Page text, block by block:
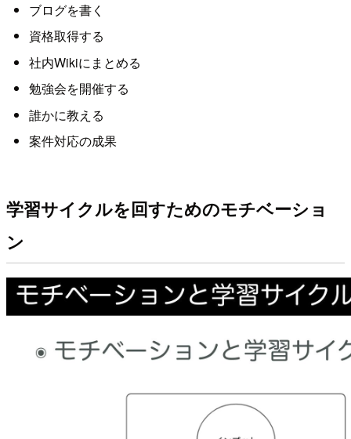
ブログを書く
資格取得する
社内Wikiにまとめる
勉強会を開催する
誰かに教える
案件対応の成果
学習サイクルを回すためのモチベーショ
ン